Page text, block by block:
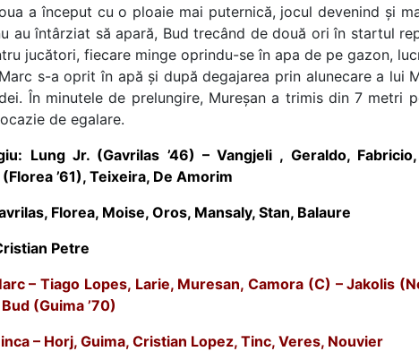
a început cu o ploaie mai puternică, jocul devenind și
au întârziat să apară, Bud trecând de două ori în startul
jucători, fiecare minge oprindu-se în apa de pe gazon,
s-a oprit în apă și după degajarea prin alunecare a
În minutele de prelungire, Mureșan a trimis din 7 metri
de egalare.
Lung Jr. (Gavrilas ’46) – Vangjeli , Geraldo,
’61), Teixeira, De Amorim
Florea, Moise, Oros, Mansaly, Stan, Balaure
Petre
– Tiago Lopes, Larie, Muresan, Camora (C) – Jakolis
(Guima ’70)
– Horj, Guima, Cristian Lopez, Tinc, Veres, Nouvier